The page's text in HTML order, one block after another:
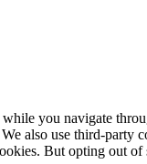
you navigate
also use third-party
But opting out